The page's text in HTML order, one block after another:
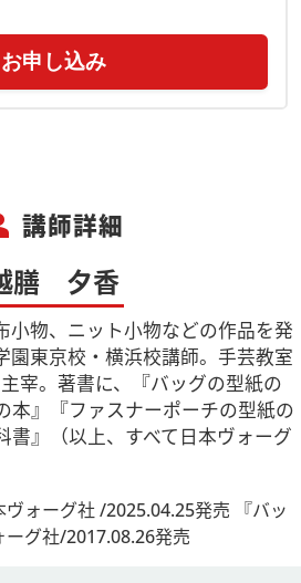
お申し込み
講師詳細
膳 夕香
小物、ニット小物などの作品を発
園東京校・横浜校講師。手芸教室
宰。著書に、『バッグの型紙の
本』『ファスナーポーチの型紙の
書』（以上、すべて日本ヴォーグ
ヴォーグ社 /2025.04.25発売 『バッ
グ社/2017.08.26発売